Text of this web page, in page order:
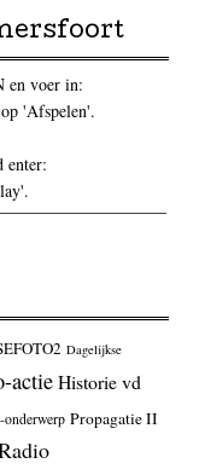
en voer in:
'Afspelen'.
enter:
Dagelijkse
actieHistorie vd
onderwerp Propagatie II